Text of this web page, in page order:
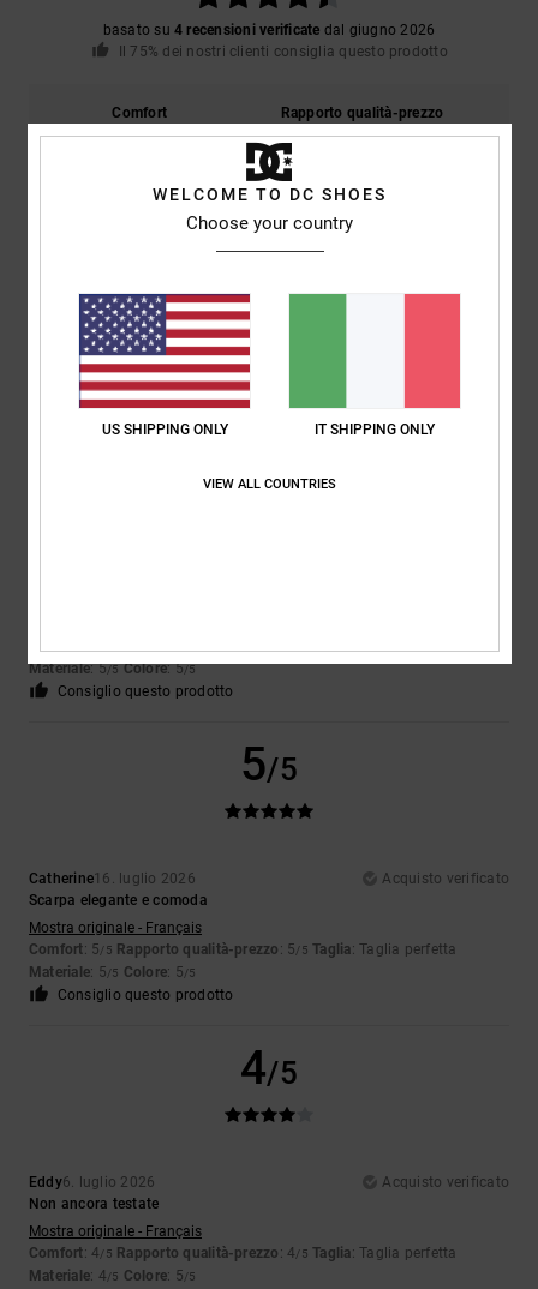
basato su4 recensioni verificate dal giugno 2026
Il 75% dei nostri clienti consiglia questo prodotto
Comfort
4.8
Rapporto qualità-prezzo
4.8
Colore
Materiale: 5/5 Colore: 5/5
Consiglio questo prodotto
5/5
Catherine16. luglio 2026
Acquisto verificato
Scarpa elegante e comoda
Mostra originale - Français
Comfort: 5/5 Rapporto qualità-prezzo : 5/5 Taglia: Taglia perfetta
Materiale: 5/5 Colore: 5/5
Consiglio questo prodotto
4/5
Eddy6. luglio 2026
Acquisto verificato
Non ancora testate
Mostra originale - Français
Comfort: 4/5 Rapporto qualità-prezzo : 4/5 Taglia: Taglia perfetta
Materiale: 4/5 Colore: 5/5
WELCOME TO DC SHOES
Choose your country
US SHIPPING ONLY IT SHIPPING ONLY
VIEW ALL COUNTRIES